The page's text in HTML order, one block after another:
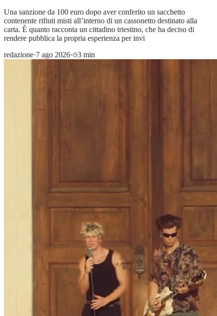
Una sanzione da 100 euro dopo aver conferito un sacchetto
contenente rifiuti misti all’interno di un cassonetto destinato alla
carta. È quanto racconta un cittadino triestino, che ha deciso di
rendere pubblica la propria esperienza per invi
redazione·7 ago 2026· 3 min